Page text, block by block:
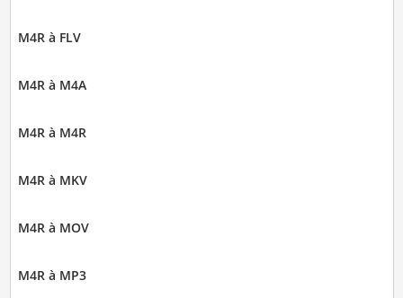
M4R à FLV
M4R à M4A
M4R à M4R
M4R à MKV
M4R à MOV
M4R à MP3